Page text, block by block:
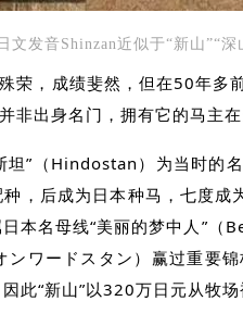
文发音Shinzan近似于“新山”“
荣，成绩斐然，但在50年
非出身名门，拥有它的马主
坦”（Hindostan）为当时的
，后成为日本种马，七度
本名母线“美丽的梦中人”
ワードスタン）赢过重要
此“新山”以320万日元从牧